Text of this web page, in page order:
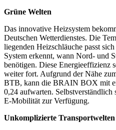
Grüne Welten
Das innovative Heizsystem
Deutschen Wetterdienstes. Die
liegenden Heizschläuche passt
System erkennt, wann Nord- und
benötigen. Diese Energieeffizienz
weiter fort. Aufgrund der Nähe
BTB, kann die BRAIN BOX mit
0,24 aufwarten. Selbstverständlich
E-Mobilität zur Verfügung.
Unkomplizierte Transportwelten